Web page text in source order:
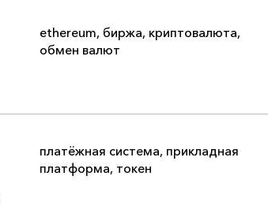
ethereum, биржа, криптовалюта,
обмен валют
платёжная система, прикладная
платформа, токен